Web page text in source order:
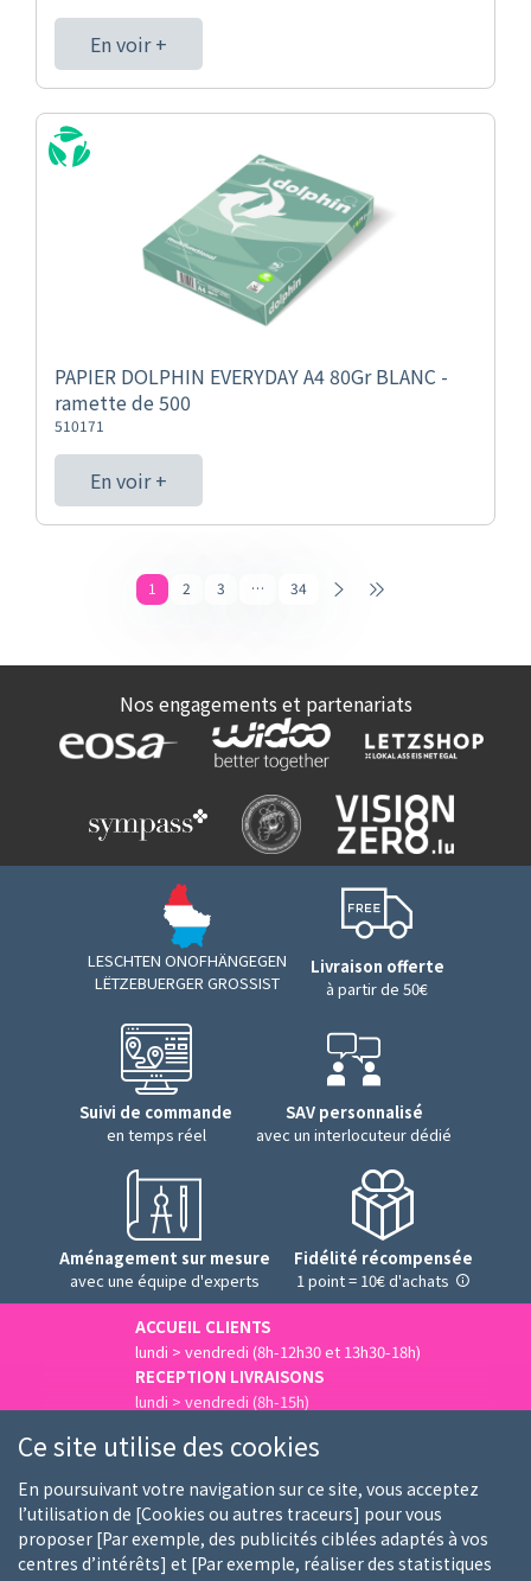
En voir +
PAPIER DOLPHIN EVERYDAY A4 80Gr BLANC -
ramette de 500
510171
En voir +
1 2 3 … 34
Nos engagements et partenariats
LESCHTEN ONOFHÄNGEGEN
LËTZEBUERGER GROSSIST
Livraison offerte
à partir de 50€
Suivi de commande
en temps réel
SAV personnalisé
avec un interlocuteur dédié
Aménagement sur mesure
avec une équipe d'experts
Fidélité récompensée
1 point = 10€ d'achats
ACCUEIL CLIENTS
lundi > vendredi (8h-12h30 et 13h30-18h)
RECEPTION LIVRAISONS
lundi > vendredi (8h-15h)
Qui sommes-nous Nos clients Nos marques
Ce site utilise des cookies
En poursuivant votre navigation sur ce site, vous acceptez
l’utilisation de [Cookies ou autres traceurs] pour vous
proposer [Par exemple, des publicités ciblées adaptés à vos
centres d’intérêts] et [Par exemple, réaliser des statistiques